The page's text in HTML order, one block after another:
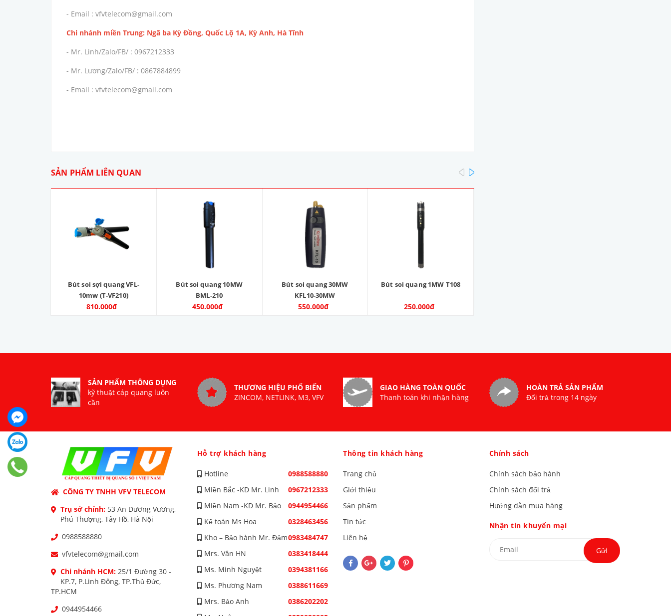
- Email : vfvtelecom@gmail.com
Chi nhánh miền Trung: Ngã ba Kỳ Đồng, Quốc Lộ 1A, Kỳ Anh, Hà Tĩnh
- Mr. Linh/Zalo/FB/ : 0967212333
- Mr. Lương/Zalo/FB/ : 0867884899
- Email : vfvtelecom@gmail.com
SẢN PHẨM LIÊN QUAN
Bút soi sợi quang VFL-
10mw (T-VF210)
810.000₫
Bút soi quang 10MW
BML-210
450.000₫
Bút soi quang 30MW
KFL10-30MW
550.000₫
Bút soi quang 1MW T108
250.000₫
prev
SẢN PHẨM THÔNG DỤNG
kỹ thuật cáp quang luôn
cần
THƯƠNG HIỆU PHỔ BIẾN
ZINCOM, NETLINK, M3, VFV
GIAO HÀNG TOÀN QUỐC
Thanh toán khi nhận hàng
HOÀN TRẢ SẢN PHẨM
Đổi trả trong 14 ngày
CÔNG TY TNHH VFV TELECOM
Trụ sở chính: 53 An Dương Vương,
Phú Thượng, Tây Hồ, Hà Nội
0988588880
vfvtelecom@gmail.com
Chi nhánh HCM: 25/1 Đường 30 -
KP.7, P.Linh Đông, TP.Thủ Đức,
TP.HCM
0944954466
Hỗ trợ khách hàng
Hotline
0988588880
Miền Bắc -KD Mr. Linh
0967212333
Miền Nam -KD Mr. Bảo
0944954466
Kế toán Ms Hoa
0328463456
Kho – Bảo hành Mr. Đảm0983484747
Mrs. Vân HN
0383418444
Ms. Minh Nguyệt
0394381166
Ms. Phương Nam
0388611669
Mrs. Bảo Anh
0386202202
Thông tin khách hàng
Trang chủ
Giới thiệu
Sản phẩm
Tin tức
Liên hệ
Chính sách
Chính sách bảo hành
Chính sách đổi trả
Hướng dẫn mua hàng
Nhận tin khuyến mại
Gửi